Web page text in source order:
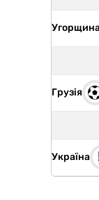
Грузія
Україна